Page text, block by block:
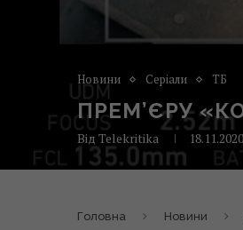
Новини Серіали ТБ
ПРЕМ’ЄРУ
Від Telekritika
Головна Новини